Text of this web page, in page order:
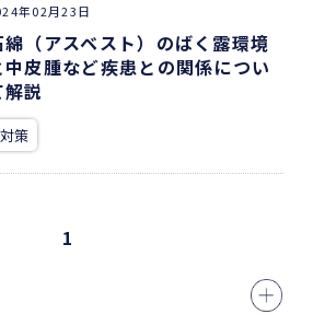
年02月23日
綿（アスベスト）のばく露環境
中皮腫など疾患との関係につい
解説
策
1